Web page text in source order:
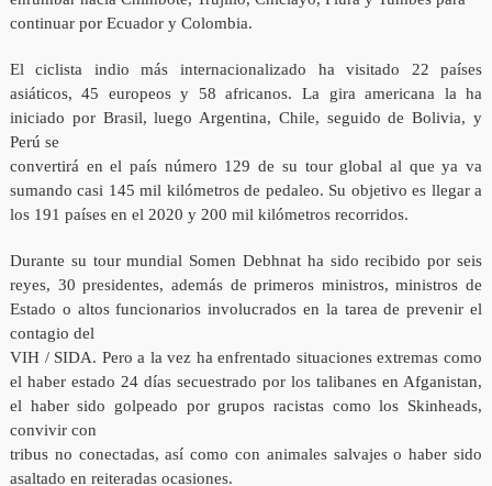
continuar por Ecuador y Colombia.
El ciclista indio más internacionalizado ha visitado 22 países
asiáticos, 45 europeos y 58 africanos. La gira americana la ha
iniciado por Brasil, luego Argentina, Chile, seguido de Bolivia, y
Perú se
convertirá en el país número 129 de su tour global al que ya va
sumando casi 145 mil kilómetros de pedaleo. Su objetivo es llegar a
los 191 países en el 2020 y 200 mil kilómetros recorridos.
Durante su tour mundial Somen Debhnat ha sido recibido por seis
reyes, 30 presidentes, además de primeros ministros, ministros de
Estado o altos funcionarios involucrados en la tarea de prevenir el
contagio del
VIH / SIDA. Pero a la vez ha enfrentado situaciones extremas como
el haber estado 24 días secuestrado por los talibanes en Afganistan,
el haber sido golpeado por grupos racistas como los Skinheads,
convivir con
tribus no conectadas, así como con animales salvajes o haber sido
asaltado en reiteradas ocasiones.